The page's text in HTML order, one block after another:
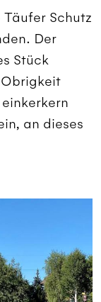
Schutz
Der
Stück
an dieses